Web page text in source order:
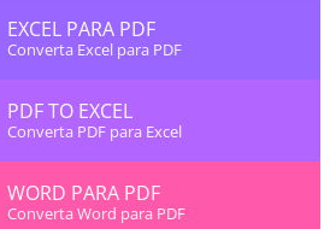
EXCEL PARA PDF
Converta Excel para PDF
PDF TO EXCEL
Converta PDF para Excel
WORD PARA PDF
Converta Word para PDF